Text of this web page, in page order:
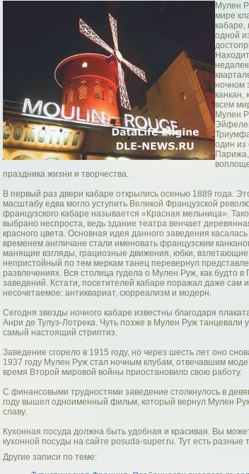
Мулен
мире
кабаре,
одной
ночном
канкан,
всем
Мулен
один из
праздника жизни и творчества.
В первый раз двери кабаре открылись осенью 1889 года.
масштабу едва могло уступить Великой Французской
французского кабаре называется «Красная мельница».
выбрано неспроста, ведь здание театра венчает
красного цвета. Основная идея данного заведения
временем англичане стали именовать французским
манящие взгляды, грациозные движения, юбки, взлетающие
непристойный по тем меркам танец перевернул
развлечениях. Вся столица гудела о Мулен Руж, как будто
заведений. Кстати, посетителей кабаре поражал даже сам
несочетаемое: антиквариат, сюрреализм и модерн.
Сегодня звезды ночного кабаре известны благодаря
Анри де Тулуз-Лотрека. Чуть позже в Мулен Руж танцевали
самый настоящий стриптиз.
Заведение сгорело в 1915 году, но через шесть лет оно
1937 году Мулен Руж стал ночным клубам, отвечавшим
время Второй мировой войны приостановило свою работу.
С финансовыми трудностями заведение столкнулось в
году вышел одноименный фильм, который вернул Мулен
славу.
Кухонная посуда должна быть удобная и красивая. Вы
кухонной посуды на сайте posuda-super.ru. Тут есть разные
Другие записи по теме: